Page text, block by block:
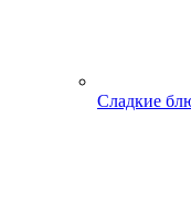
Сладкие